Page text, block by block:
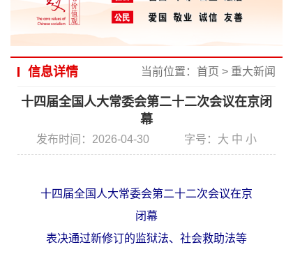
信息详情 当前位置： 首页 > 重大新闻
十四届全国人大常委会第二十二次会议在京闭
幕
发布时间：2026-04-30 字号： 大 中 小
十四届全国人大常委会第二十二次会议在京
闭幕
表决通过新修订的监狱法、社会救助法等